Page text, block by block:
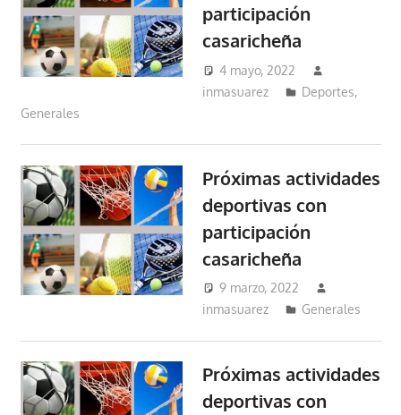
participación
casaricheña
4 mayo, 2022
inmasuarez
Deportes,
Generales
Próximas actividades
deportivas con
participación
casaricheña
9 marzo, 2022
inmasuarez
Generales
Próximas actividades
deportivas con